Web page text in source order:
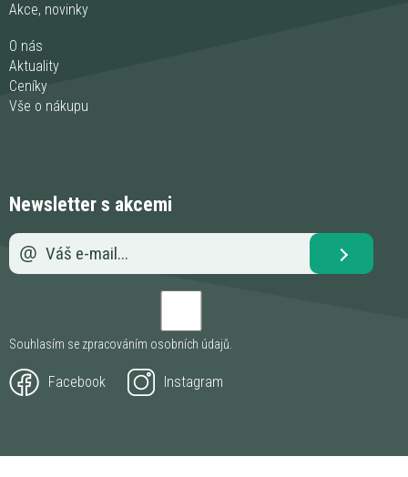
Akce, novinky
O nás
Aktuality
Ceníky
Vše o nákupu
Newsletter s akcemi
Souhlasím se zpracováním osobních údajů
Facebook Instagram